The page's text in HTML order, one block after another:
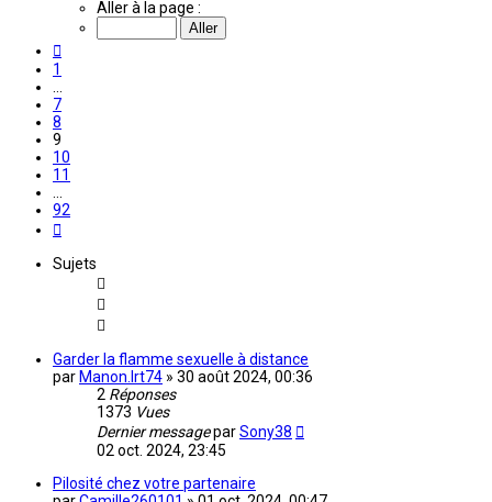
Aller à la page :
1
7
8
9
10
11
92
Sujets
Garder la flamme sexuelle à distance
par Manon.lrt74 » 30 août 2024, 00:36
2 Réponses
1373 Vues
Dernier messageparSony38
02 oct. 2024, 23:45
Pilosité chez votre partenaire